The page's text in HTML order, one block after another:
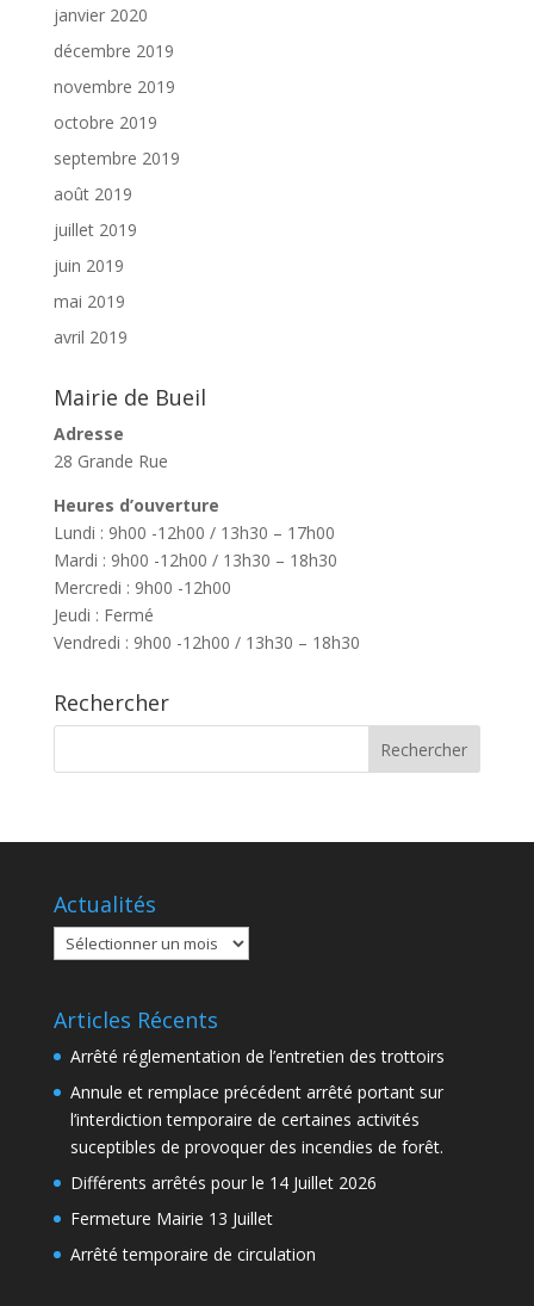
janvier 2020
décembre 2019
novembre 2019
octobre 2019
septembre 2019
août 2019
juillet 2019
juin 2019
mai 2019
avril 2019
Mairie de Bueil
Adresse
28 Grande Rue
Heures d’ouverture
Lundi : 9h00 -12h00 / 13h30 – 17h00
Mardi : 9h00 -12h00 / 13h30 – 18h30
Mercredi : 9h00 -12h00
Jeudi : Fermé
Vendredi : 9h00 -12h00 / 13h30 – 18h30
Rechercher
Actualités
Actualités
Articles Récents
Arrêté réglementation de l’entretien des trottoirs
Annule et remplace précédent arrêté portant sur
l’interdiction temporaire de certaines activités
suceptibles de provoquer des incendies de forêt.
Différents arrêtés pour le 14 Juillet 2026
Fermeture Mairie 13 Juillet
Arrêté temporaire de circulation